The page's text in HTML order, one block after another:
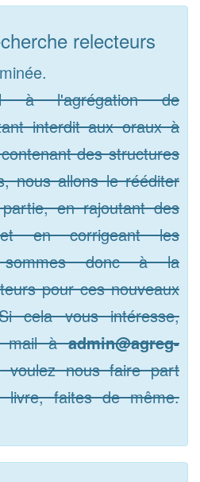
relecteurs
à l'agrégation de
interdit aux oraux à
des structures
nous allons le rééditer
en rajoutant des
et en corrigeant les
sommes donc à la
pour ces nouveaux
cela vous intéresse,
mail àadmin@agreg-
nous faire part
livre, faites de même.